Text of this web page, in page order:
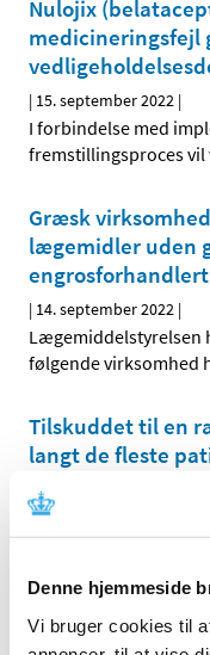
Denne hjemmeside
Vi bruger cookies til
Nulojix
| 15. september 2022 |
I forbindelse med
fremstillingsproces
Græsk
lægemidler uden
| 14. september 2022 |
Lægemiddelstyrelsen
følgende virksomhed
Tilskuddet til en
langt de fleste
12. september 2022
Fra og med den 19.
en række insuliner.
Videreudvikling
vaccine på vej til